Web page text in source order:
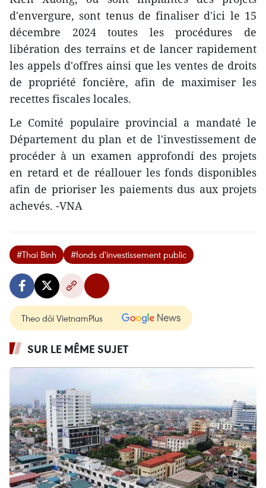
d'envergure, sont tenus de finaliser d'ici le 15
décembre 2024 toutes les procédures de
libération des terrains et de lancer rapidement
les appels d'offres ainsi que les ventes de droits
de propriété foncière, afin de maximiser les
recettes fiscales locales.
Le Comité populaire provincial a mandaté le
Département du plan et de l'investissement de
procéder à un examen approfondi des projets
en retard et de réallouer les fonds disponibles
afin de prioriser les paiements dus aux projets
achevés. -VNA
#Thai Binh #fonds d'investissement public
Theo dõi VietnamPlus
SUR LE MÊME SUJET